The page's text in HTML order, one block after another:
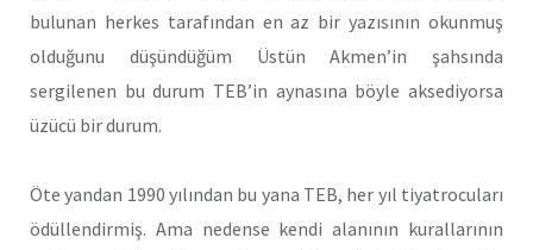
bulunan herkes tarafından en az bir yazısının okunmuş
olduğunu düşündüğüm Üstün Akmen’in şahsında
sergilenen bu durum TEB’in aynasına böyle aksediyorsa
üzücü bir durum.
Öte yandan 1990 yılından bu yana TEB, her yıl tiyatrocuları
ödüllendirmiş. Ama nedense kendi alanının kurallarının